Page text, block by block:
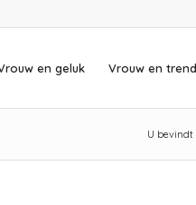
en geluk Vrouw en
U bevindt